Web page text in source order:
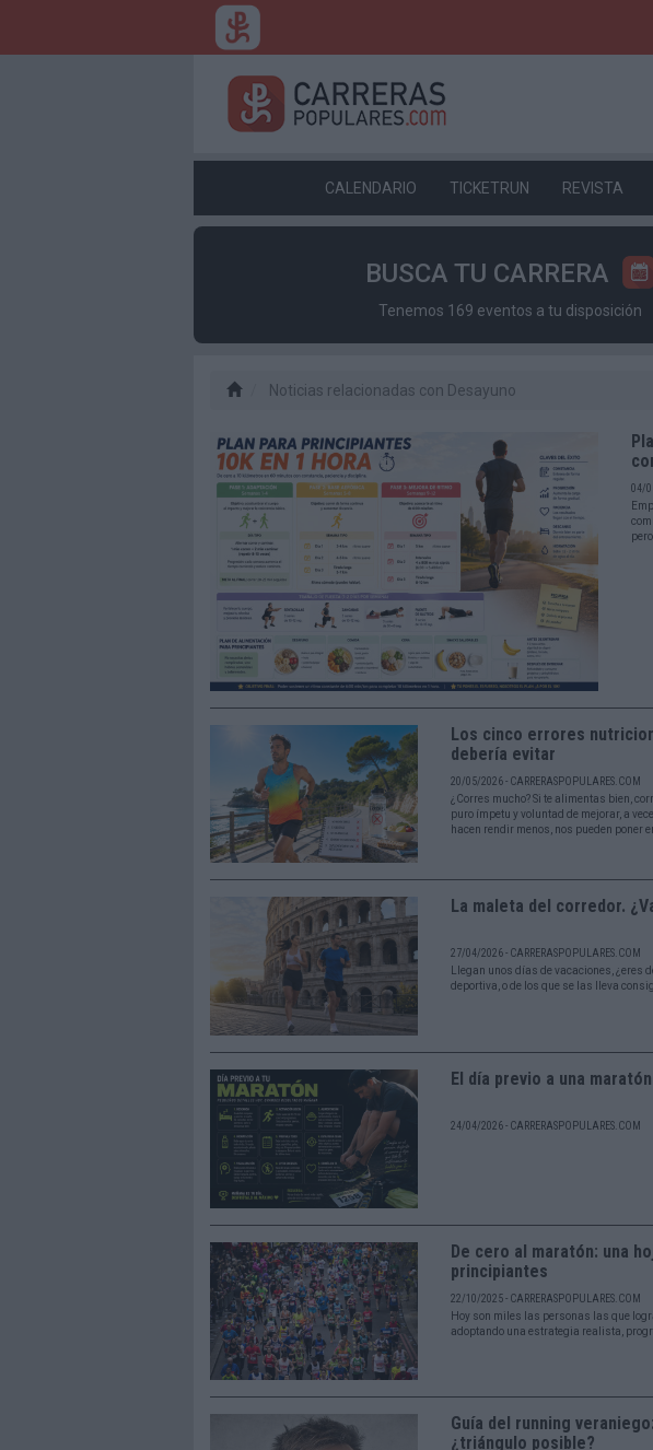
CALENDARIO TICKETRUN REVISTA
BUSCA TU CARRERA
Tenemos 169 eventos a tu disposición
Noticias relacionadas con Desayuno
04/
Los cinco errores
debería evitar
20/05/2026 - CARRERASPOPULARES.COM
¿Corres mucho? Si te alimentas bien,
puro ímpetu y voluntad de mejorar, a
hacen rendir menos, nos pueden poner
La maleta del corredor.
27/04/2026 - CARRERASPOPULARES.COM
Llegan unos días de vacaciones, ¿eres
deportiva, o de los que se las lleva
El día previo a una maratón
24/04/2026 - CARRERASPOPULARES.COM
De cero al maratón: una
principiantes
22/10/2025 - CARRERASPOPULARES.COM
Hoy son miles las personas las que
adoptando una estrategia realista,
Guía del running
¿triángulo posible?